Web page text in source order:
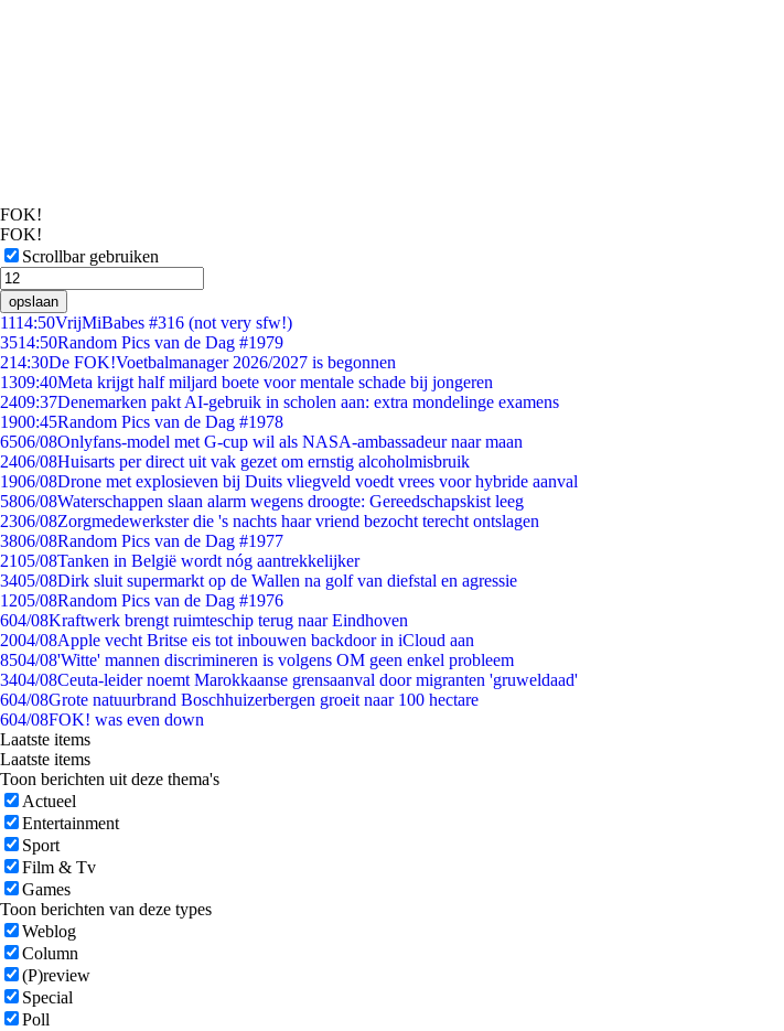
FOK!
FOK!
Scrollbar gebruiken
opslaan
1114:50VrijMiBabes #316 (not very sfw!)
3514:50Random Pics van de Dag #1979
214:30De FOK!Voetbalmanager 2026/2027 is begonnen
1309:40Meta krijgt half miljard boete voor mentale schade bij jongeren
2409:37Denemarken pakt AI-gebruik in scholen aan: extra mondelinge examens
1900:45Random Pics van de Dag #1978
6506/08Onlyfans-model met G-cup wil als NASA-ambassadeur naar maan
2406/08Huisarts per direct uit vak gezet om ernstig alcoholmisbruik
1906/08Drone met explosieven bij Duits vliegveld voedt vrees voor hybride aanval
5806/08Waterschappen slaan alarm wegens droogte: Gereedschapskist leeg
2306/08Zorgmedewerkster die 's nachts haar vriend bezocht terecht ontslagen
3806/08Random Pics van de Dag #1977
2105/08Tanken in België wordt nóg aantrekkelijker
3405/08Dirk sluit supermarkt op de Wallen na golf van diefstal en agressie
1205/08Random Pics van de Dag #1976
604/08Kraftwerk brengt ruimteschip terug naar Eindhoven
2004/08Apple vecht Britse eis tot inbouwen backdoor in iCloud aan
8504/08'Witte' mannen discrimineren is volgens OM geen enkel probleem
3404/08Ceuta-leider noemt Marokkaanse grensaanval door migranten 'gruweldaad'
604/08Grote natuurbrand Boschhuizerbergen groeit naar 100 hectare
604/08FOK! was even down
Laatste items
Laatste items
Toon berichten uit deze thema's
Actueel
Entertainment
Sport
Film & Tv
Games
Toon berichten van deze types
Weblog
Column
(P)review
Special
Poll